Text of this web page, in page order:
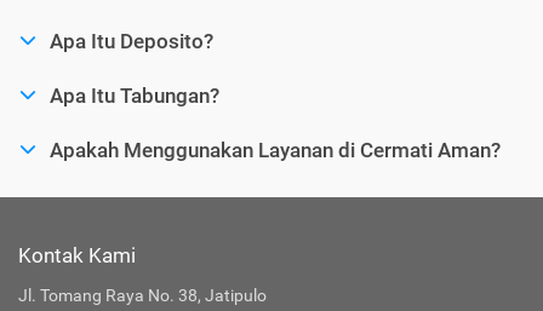
Apa Itu Deposito?
Apa Itu Tabungan?
Apakah Menggunakan Layanan di Cermati Aman?
Kontak Kami
Jl. Tomang Raya No. 38, Jatipulo